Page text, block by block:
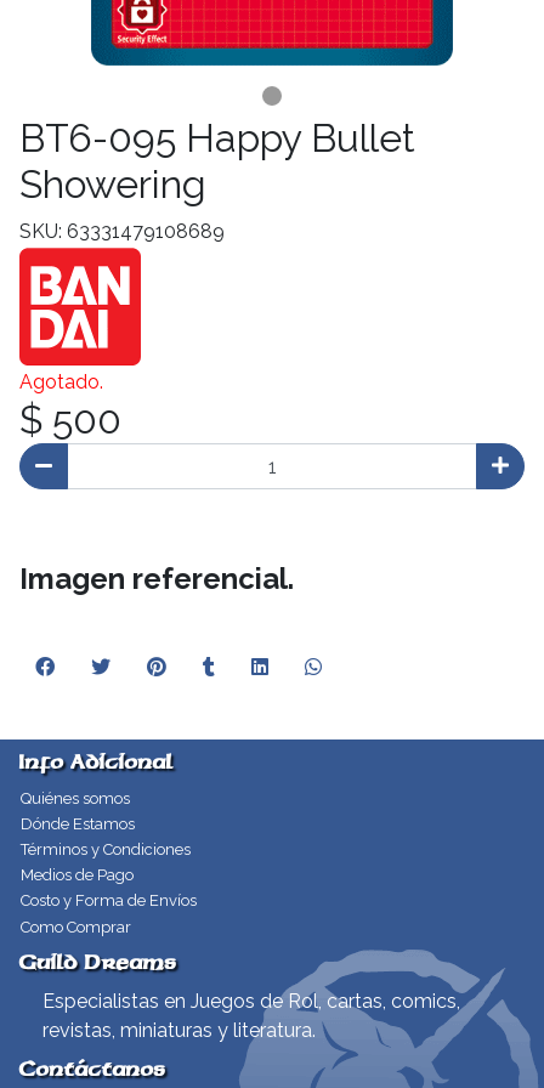
BT6-095 Happy Bullet
Showering
SKU: 63331479108689
Agotado.
$ 500
Imagen referencial.
Info Adicional
Quiénes somos
Dónde Estamos
Términos y Condiciones
Medios de Pago
Costo y Forma de Envíos
Como Comprar
Guild Dreams
Especialistas en Juegos de Rol, cartas, comics,
revistas, miniaturas y literatura.
Contáctanos